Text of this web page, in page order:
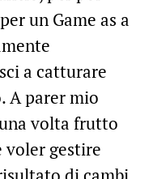
un Game as a
a catturare
A parer mio
volta frutto
voler gestire